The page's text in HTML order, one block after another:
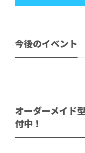
今後のイベント
オーダーメイド
付中！